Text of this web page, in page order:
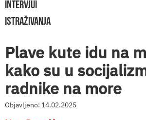
INTERVJUI
ISTRAŽIVANJA
Plave kute idu na
kako su u
radnike na more
Objavljeno: 14.02.2025